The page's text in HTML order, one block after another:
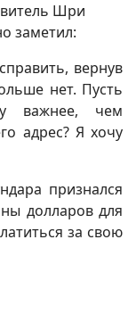
Шри
заметил:
вернув
нет. Пусть
важнее, чем
адрес? Я хочу
признался
долларов для
за свою